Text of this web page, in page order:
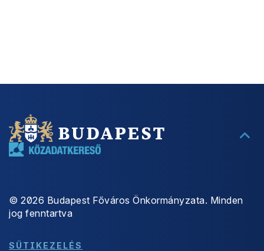
© 2026 Budapest Főváros Önkormányzata. Minden
jog fenntartva
SÜTIKEZELÉS